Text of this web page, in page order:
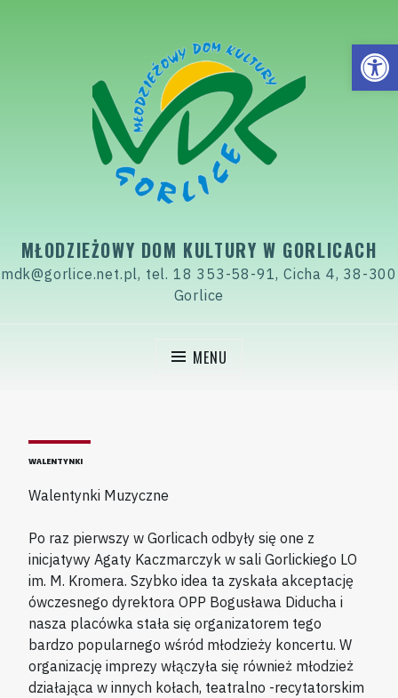
MŁODZIEŻOWY DOM KULTURY W GORLICACH
mdk@gorlice.net.pl, tel. 18 353-58-91, Cicha 4, 38-300
Gorlice
MENU
WALENTYNKI
Walentynki Muzyczne
Po raz pierwszy w Gorlicach odbyły się one z
inicjatywy Agaty Kaczmarczyk w sali Gorlickiego LO
im. M. Kromera. Szybko idea ta zyskała akceptację
ówczesnego dyrektora OPP Bogusława Diducha i
nasza placówka stała się organizatorem tego
bardzo popularnego wśród młodzieży koncertu. W
organizację imprezy włączyła się również młodzież
działająca w innych kołach, teatralno -recytatorskim